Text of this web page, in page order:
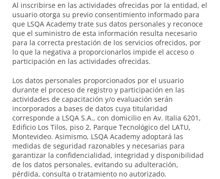
Al inscribirse en las actividades ofrecidas por la entidad, el
usuario otorga su previo consentimiento informado para
que LSQA Academy trate sus datos personales y reconoce
que el suministro de esta información resulta necesario
para la correcta prestación de los servicios ofrecidos, por
lo que la negativa a proporcionarlos impide el acceso o
participación en las actividades ofrecidas.
Los datos personales proporcionados por el usuario
durante el proceso de registro y participación en las
actividades de capacitación y/o evaluación serán
incorporados a bases de datos cuya titularidad
corresponde a LSQA S.A., con domicilio en Av. Italia 6201,
Edificio Los Tilos, piso 2, Parque Tecnológico del LATU,
Montevideo. Asimismo, LSQA Academy adoptará las
medidas de seguridad razonables y necesarias para
garantizar la confidencialidad, integridad y disponibilidad
de los datos personales, evitando su adulteración,
pérdida, consulta o tratamiento no autorizado.